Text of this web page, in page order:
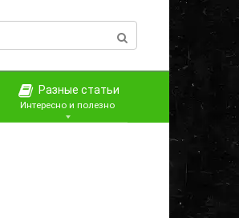
Разные статьи
Интересно и полезно